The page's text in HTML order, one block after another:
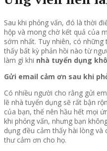
Sau khi phỏng vấn, đó là thời
hộp và mong chờ kết quả của
sớm nhất. Tuy nhiên, có
thấy bất kỳ phản hồi nào từ
làm gì khi nhà tuyển dụng
Gửi email cảm ơn sau khi
Có nhiều người cho rằng gửi
lẽ nhà tuyển dụng sẽ rất bận
của bạn, thế nên hầu hết mọi
khi phỏng vấn, nhưng bạn
dụng đều cảm thấy hài lòng
thư cảm ơn cho họ.